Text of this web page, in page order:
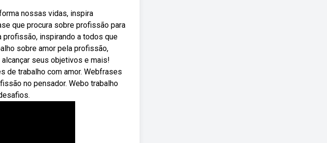
nossas vidas, inspira
que procura sobre profissão para
inspirando a todos que
sobre amor pela profissão,
seus objetivos e mais!
de trabalho com amor. Webfrases
no pensador. Webo trabalho